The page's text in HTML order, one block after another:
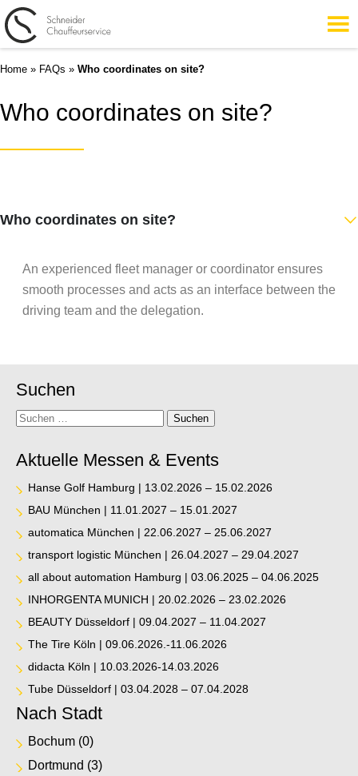
Home » FAQs » Who coordinates on site?
Who coordinates on site?
Who coordinates on site?
An experienced fleet manager or coordinator ensures
smooth processes and acts as an interface between the
driving team and the delegation.
Suchen
Suche Suchen
Aktuelle Messen & Events
Hanse Golf Hamburg | 13.02.2026 – 15.02.2026
BAU München | 11.01.2027 – 15.01.2027
automatica München | 22.06.2027 – 25.06.2027
transport logistic München | 26.04.2027 – 29.04.2027
all about automation Hamburg | 03.06.2025 – 04.06.2025
INHORGENTA MUNICH | 20.02.2026 – 23.02.2026
BEAUTY Düsseldorf | 09.04.2027 – 11.04.2027
The Tire Köln | 09.06.2026.-11.06.2026
didacta Köln | 10.03.2026-14.03.2026
Tube Düsseldorf | 03.04.2028 – 07.04.2028
Nach Stadt
Bochum (0)
Dortmund (3)